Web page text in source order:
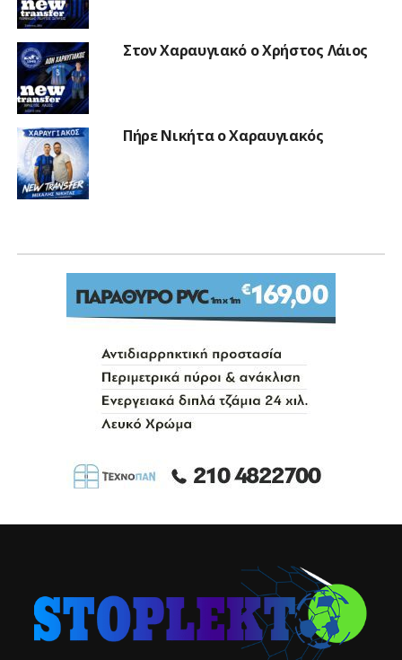
Στον Χαραυγιακό ο Χρήστος Λάιος
Πήρε Νικήτα ο Χαραυγιακός